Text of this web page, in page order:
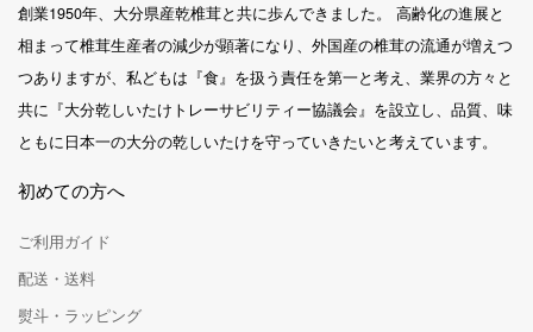
創業1950年、大分県産乾椎茸と共に歩んできました。 高齢化の進展と
相まって椎茸生産者の減少が顕著になり、外国産の椎茸の流通が増えつ
つありますが、私どもは『食』を扱う責任を第一と考え、業界の方々と
共に『大分乾しいたけトレーサビリティー協議会』を設立し、品質、味
ともに日本一の大分の乾しいたけを守っていきたいと考えています。
初めての方へ
ご利用ガイド
配送・送料
熨斗・ラッピング